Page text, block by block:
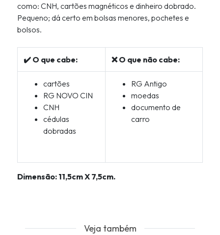
como: CNH, cartões magnéticos e dinheiro dobrado.
Pequeno; dá certo em bolsas menores, pochetes e
bolsos.
✔️ O que cabe: ❌ O que não cabe:
cartões
RG NOVO CIN
CNH
cédulas
dobradas
RG Antigo
moedas
documento de
carro
Dimensão: 11,5cm X 7,5cm.
Veja também